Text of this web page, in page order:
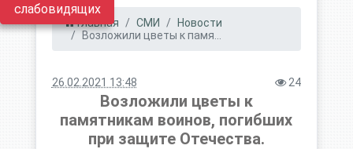
слабовидящих
Главная СМИ
Новости
Возложили цветы к памя...
26.02.2021 13:48 24
Возложили цветы к
памятникам воинов, погибших
при защите Отечества.